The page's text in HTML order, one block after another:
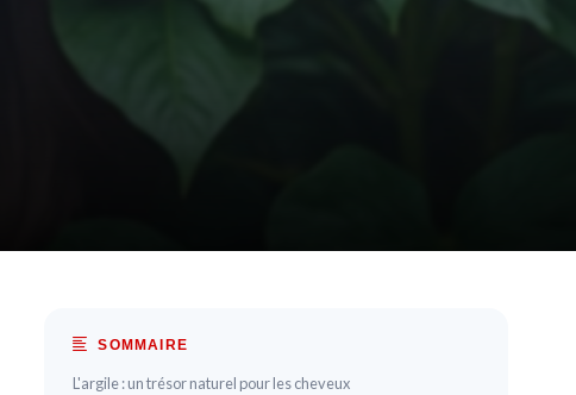
SOMMAIRE
L'argile : un trésor naturel pour les cheveux